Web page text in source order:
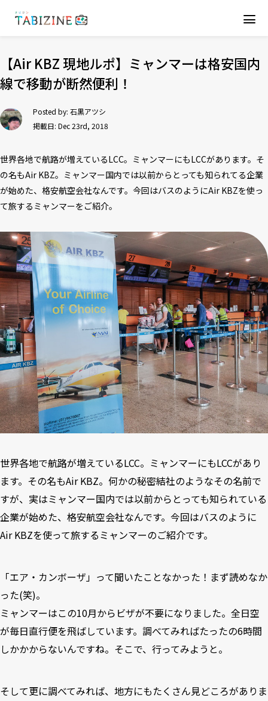
【Air KBZ 現地ルポ】ミャンマーは格安国内
線で移動が断然便利！
Posted by: 石黒アツシ
掲載日: Dec 23rd, 2018
世界各地で航路が増えているLCC。ミャンマーにもLCCがあります。そ
の名もAir KBZ。ミャンマー国内では以前からとっても知られてる企業
が始めた、格安航空会社なんです。今回はバスのようにAir KBZを使っ
て旅するミャンマーをご紹介。
世界各地で航路が増えているLCC。ミャンマーにもLCCがあり
ます。その名もAir KBZ。何かの秘密結社のようなその名前で
すが、実はミャンマー国内では以前からとっても知られている
企業が始めた、格安航空会社なんです。今回はバスのように
Air KBZを使って旅するミャンマーのご紹介です。
「エア・カンボーザ」って聞いたことなかった！まず読めなか
った(笑)。
ミャンマーはこの10月からビザが不要になりました。全日空
が毎日直行便を飛ばしています。調べてみればたったの6時間
しかかからないんですね。そこで、行ってみようと。
そして更に調べてみれば、地方にもたくさん見どころがありま